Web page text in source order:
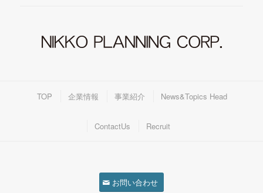
TOP 企業情報 事業紹介 News&Topics Head
ContactUs Recruit
お問い合わせ